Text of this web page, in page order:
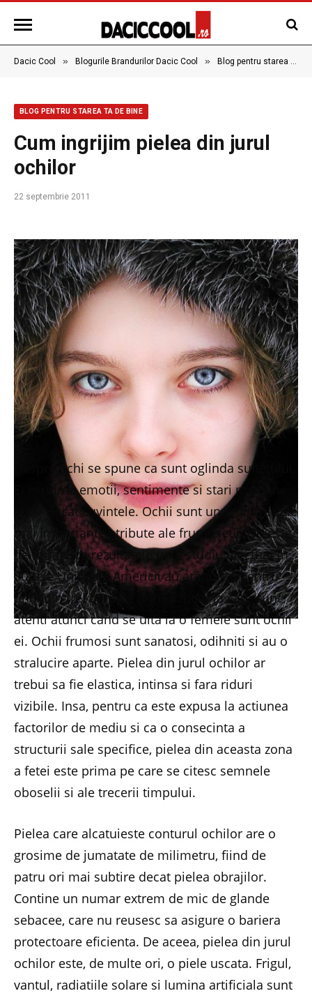
Dacic Cool » Blogurile Brandurilor Dacic Cool » Blog pentru starea ta de bine
BLOG PENTRU STAREA TA DE BINE
Cum ingrijim pielea din jurul
ochilor
22 septembrie 2011
Despre ochi se spune ca sunt oglinda sufletului.
Ei exprima emotii, sentimente si stari mai bine
chiar decat cuvintele. Ochii sunt unul dintre cele
mai importante atribute ale frumusetii. Nu este
de mirare ca rezultatele unui studiu efectuat in
Statele Unite ale Americii au aratat ca, pentru
unul din trei barbati, primul lucru la care sunt
atenti atunci cand se uita la o femeie sunt ochii
ei. Ochii frumosi sunt sanatosi, odihniti si au o
stralucire aparte. Pielea din jurul ochilor ar
trebui sa fie elastica, intinsa si fara riduri
vizibile. Insa, pentru ca este expusa la actiunea
factorilor de mediu si ca o consecinta a
structurii sale specifice, pielea din aceasta zona
a fetei este prima pe care se citesc semnele
oboselii si ale trecerii timpului.
Pielea care alcatuieste conturul ochilor are o
grosime de jumatate de milimetru, fiind de
patru ori mai subtire decat pielea obrajilor.
Contine un numar extrem de mic de glande
sebacee, care nu reusesc sa asigure o bariera
protectoare eficienta. De aceea, pielea din jurul
ochilor este, de multe ori, o piele uscata. Frigul,
vantul, radiatiile solare si lumina artificiala sunt